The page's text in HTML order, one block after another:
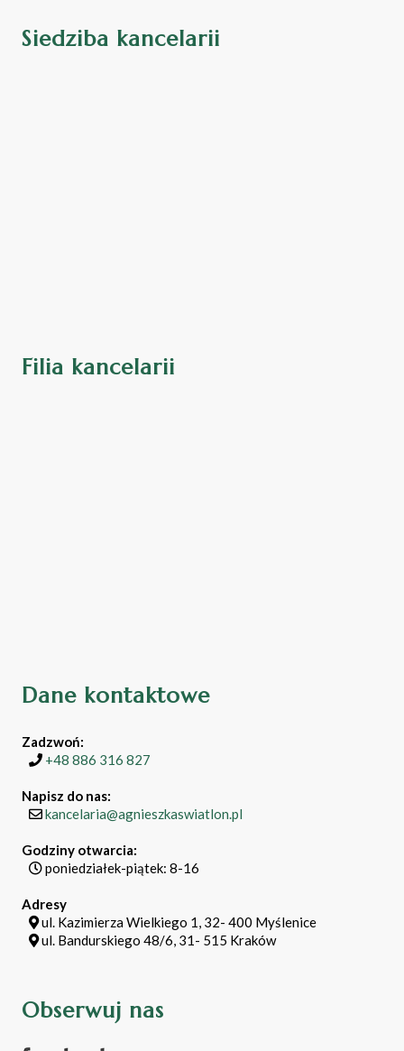
Siedziba kancelarii
Filia kancelarii
Dane kontaktowe
Zadzwoń:
+48 886 316 827
Napisz do nas:
kancelaria@agnieszkaswiatlon.pl
Godziny otwarcia:
poniedziałek-piątek: 8-16
Adresy
ul. Kazimierza Wielkiego 1, 32- 400 Myślenice
ul. Bandurskiego 48/6, 31- 515 Kraków
Obserwuj nas